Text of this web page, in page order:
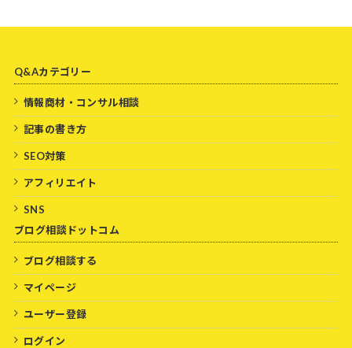
Q&Aカテゴリー
情報商材・コンサル相談
記事の書き方
SEO対策
アフィリエイト
SNS
ブログ相談ドットコム
ブログ相談する
マイページ
ユーザー登録
ログイン